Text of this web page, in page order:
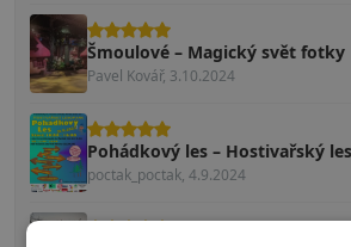
Šmoulové – Magický svět fotky
Pavel Kovář, 3.10.2024
Pohádkový les – Hostivařský
poctak_poctak, 4.9.2024